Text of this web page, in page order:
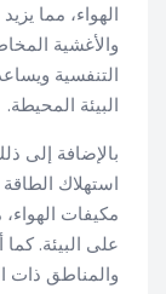
الهواء، مما
والأغشية
التنفسية
البيئة المحيطة.
بالإضافة إلى
استهلاك
مكيفات
على البيئة. كما
والمناطق ذات